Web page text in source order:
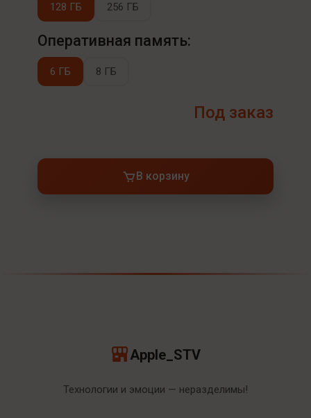
128 ГБ 256 ГБ
Оперативная память:
6 ГБ 8 ГБ
Под заказ
В корзину
Apple_STV
Технологии и эмоции — неразделимы!